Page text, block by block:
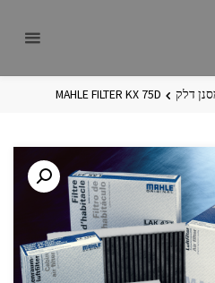
דלק MAHLE FILTER KX 75D